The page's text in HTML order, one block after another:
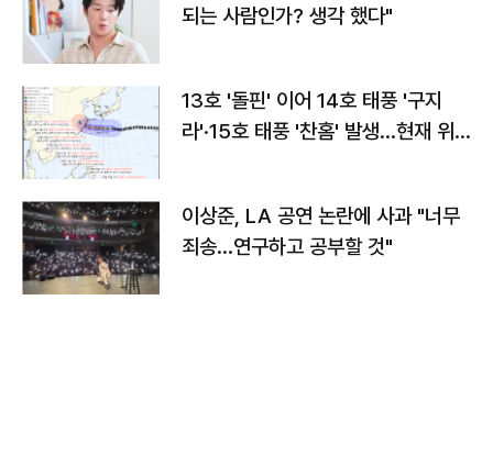
되는 사람인가? 생각 했다"
13호 '돌핀' 이어 14호 태풍 '구지
라'·15호 태풍 '찬홈' 발생…현재 위
이상준, LA 공연 논란에 사과 "너무
죄송…연구하고 공부할 것"